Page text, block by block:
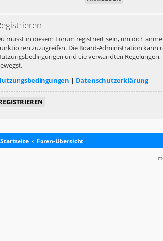
musst in diesem Forum registriert sein, um dich
zuzugreifen. Die Board-Administration kann
und die verwandten
| Datenschutzerklärung
Startseite Foren-Übersicht